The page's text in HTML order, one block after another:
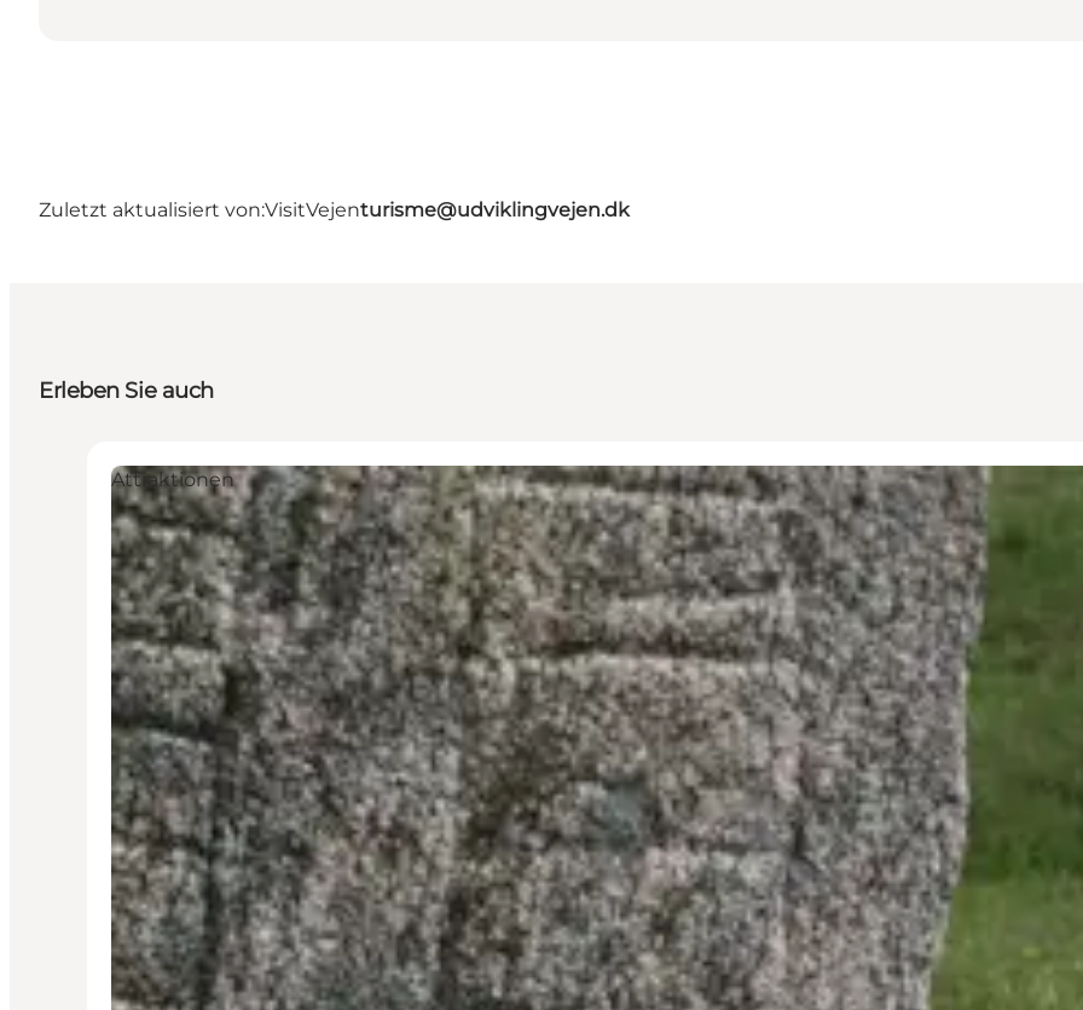
Zuletzt aktualisiert von:VisitVejenturisme@udviklingvejen.dk
Erleben Sie auch
Attraktionen